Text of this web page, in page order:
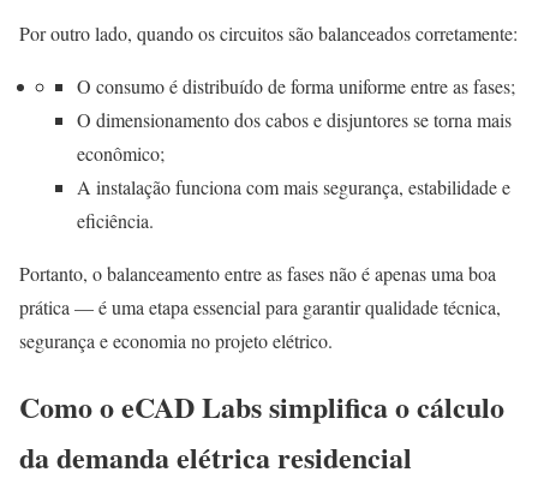
Por outro lado, quando os circuitos são balanceados corretamente:
O consumo é distribuído de forma uniforme entre as fases;
O dimensionamento dos cabos e disjuntores se torna mais
econômico;
A instalação funciona com mais segurança, estabilidade e
eficiência.
Portanto, o balanceamento entre as fases não é apenas uma boa
prática — é uma etapa essencial para garantir qualidade técnica,
segurança e economia no projeto elétrico.
Como o eCAD Labs simplifica o cálculo
da demanda elétrica residencial